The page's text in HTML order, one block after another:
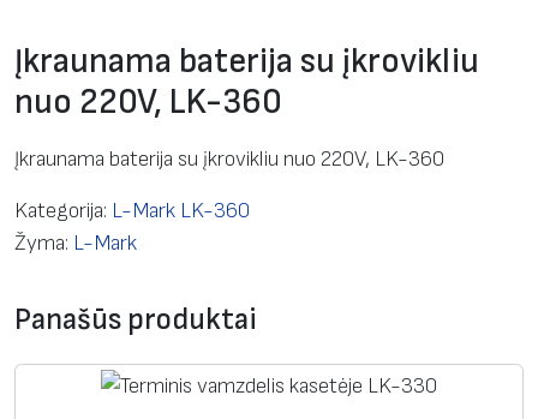
Įkraunama baterija su įkrovikliu
nuo 220V, LK-360
Įkraunama baterija su įkrovikliu nuo 220V, LK-360
Kategorija: L-Mark LK-360
Žyma: L-Mark
Panašūs produktai